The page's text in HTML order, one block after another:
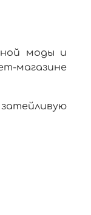
моды и
магазине